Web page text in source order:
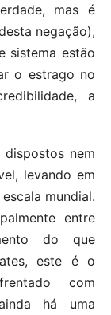
mas é
negação),
sistema estão
o estrago no
a
nem
levando em
mundial.
entre
do que
este é o
com
há uma